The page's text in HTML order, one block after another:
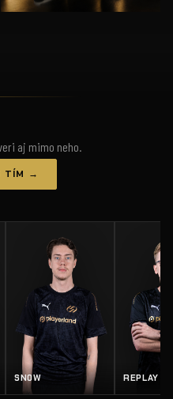
aj mimo neho.
TÍM →
SN0W REPLAY